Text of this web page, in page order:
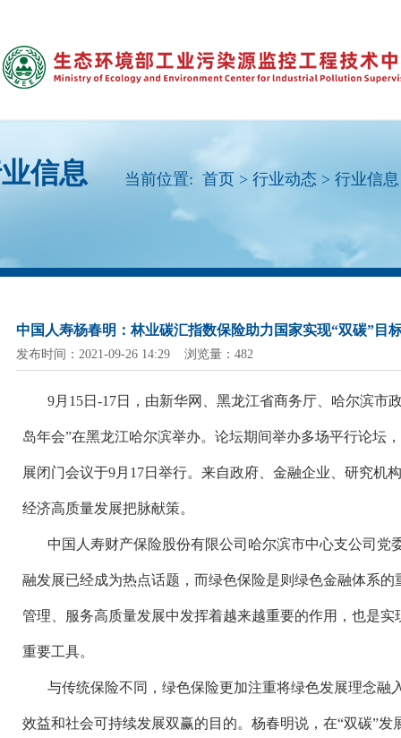
信息 当前位置: 首页 > 行业动态 > 行业信息
中国人寿杨春明：林业碳汇指数保险助力国家实现“双碳”目
发布时间：2021-09-26 14:29 浏览量：482
9月15日-17日，由新华网、黑龙江省商务厅、哈尔滨市
岛年会”在黑龙江哈尔滨举办。论坛期间举办多场平行论
展闭门会议于9月17日举行。来自政府、金融企业、研究机
经济高质量发展把脉献策。
中国人寿财产保险股份有限公司哈尔滨市中心支公司党
融发展已经成为热点话题，而绿色保险是则绿色金融体系
管理、服务高质量发展中发挥着越来越重要的作用，也是实
重要工具。
与传统保险不同，绿色保险更加注重将绿色发展理念融
效益和社会可持续发展双赢的目的。杨春明说，在“双碳”发